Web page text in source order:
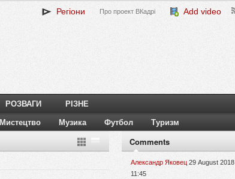
Регіони Про проект ВКадрі Add video
РОЗВАГИ РІЗНЕ
Мистецтво Музика Футбол Туризм
Comments
Александр Яковец 29 August 2018
11:45